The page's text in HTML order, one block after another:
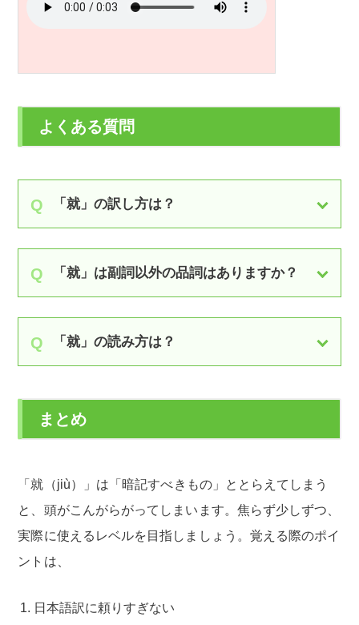
よくある質問
「就」の訳し方は？
「就」は副詞以外の品詞はありますか？
「就」の読み方は？
まとめ
「就（jiù）」は「暗記すべきもの」ととらえてしまう
と、頭がこんがらがってしまいます。焦らず少しずつ、
実際に使えるレベルを目指しましょう。覚える際のポイ
ントは、
日本語訳に頼りすぎない